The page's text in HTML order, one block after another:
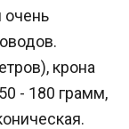
очень
крона
- 180 грамм,